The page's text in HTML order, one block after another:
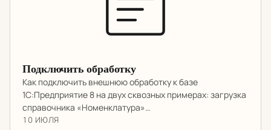
Подключить обработку
Как подключить внешнюю обработку к базе
1С:Предприятие 8 на двух сквозных примерах: загрузка
справочника «Номенклатура»…
10 ИЮЛЯ